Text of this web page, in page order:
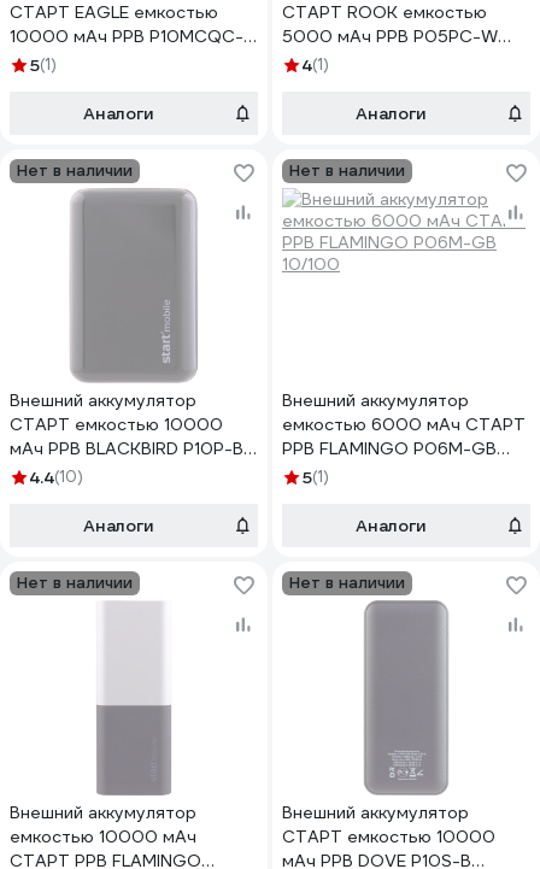
СТАРТ EAGLE емкостью
10000 мАч PPB P10MCQC-B
СТАРТ PPB EAGLE
5(1)
Аналоги
СТАРТ ROOK емкостью
5000 мАч PPB P05PC-W
СТАРТ PPB ROOK P05PC-W
4(1)
Аналоги
Нет в наличии
Внешний аккумулятор
СТАРТ емкостью 10000
мАч PPB BLACKBIRD P10P-B
10/100
4.4(10)
Аналоги
Нет в наличии
Внешний аккумулятор
емкостью 6000 мАч СТАРТ
PPB FLAMINGO P06M-GB
10/100
5(1)
Аналоги
Нет в наличии
Внешний аккумулятор
емкостью 10000 мАч
СТАРТ PPB FLAMINGO
Нет в наличии
Внешний аккумулятор
СТАРТ емкостью 10000
мАч PPB DOVE P10S-B